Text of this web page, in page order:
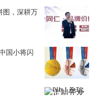
图，深耕万
国小将闪